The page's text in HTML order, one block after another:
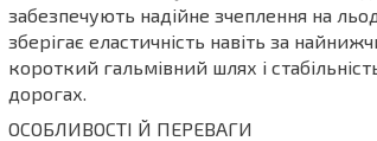
забезпечують надійне зчеплення на
зберігає еластичність навіть за
короткий гальмівний шлях і
дорогах.
ОСОБЛИВОСТІ Й ПЕРЕВАГИ